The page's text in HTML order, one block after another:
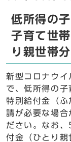
低所得の
子育て世
り親世帯
新型コロナウイ
で、低所得の
特別給付金（ふ
請が必要な場合
ださい。なお
付金（ひとり